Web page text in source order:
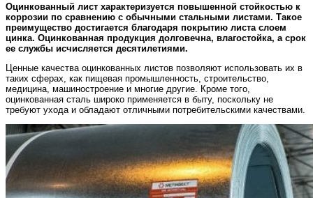
Оцинкованный лист характеризуется повышенной стойкостью к
коррозии по сравнению с обычными стальными листами. Такое
преимущество достигается благодаря покрытию листа слоем
цинка. Оцинкованная продукция долговечна, влагостойка, а срок
ее службы исчисляется десятилетиями.
Ценные качества оцинкованных листов позволяют использовать их в
таких сферах, как пищевая промышленность, строительство,
медицина, машиностроение и многие другие. Кроме того,
оцинкованная сталь широко применяется в быту, поскольку не
требуют ухода и обладают отличными потребительскими качествами.